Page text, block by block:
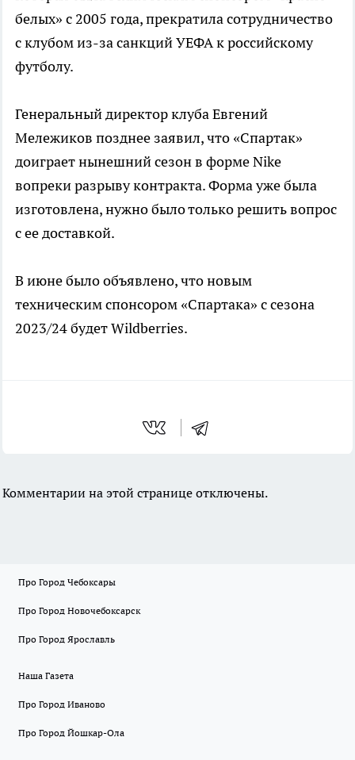
белых» с 2005 года, прекратила сотрудничество
с клубом из-за санкций УЕФА к российскому
футболу.
Генеральный директор клуба Евгений
Мележиков позднее заявил, что «Спартак»
доиграет нынешний сезон в форме Nike
вопреки разрыву контракта. Форма уже была
изготовлена, нужно было только решить вопрос
с ее доставкой.
В июне было объявлено, что новым
техническим спонсором «Спартака» с сезона
2023/24 будет Wildberries.
Комментарии на этой странице отключены.
Про Город Чебоксары
Про Город Новочебоксарск
Про Город Ярославль
Наша Газета
Про Город Иваново
Про Город Йошкар-Ола